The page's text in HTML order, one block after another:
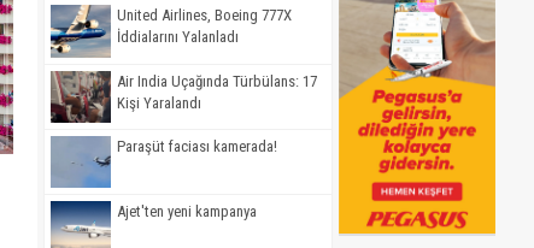
United Airlines, Boeing 777X
İddialarını Yalanladı
Air India Uçağında Türbülans: 17
Kişi Yaralandı
Paraşüt faciası kamerada!
Ajet'ten yeni kampanya